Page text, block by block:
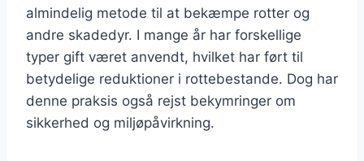
almindelig metode til at bekæmpe rotter og
andre skadedyr. I mange år har forskellige
typer gift været anvendt, hvilket har ført til
betydelige reduktioner i rottebestande. Dog har
denne praksis også rejst bekymringer om
sikkerhed og miljøpåvirkning.